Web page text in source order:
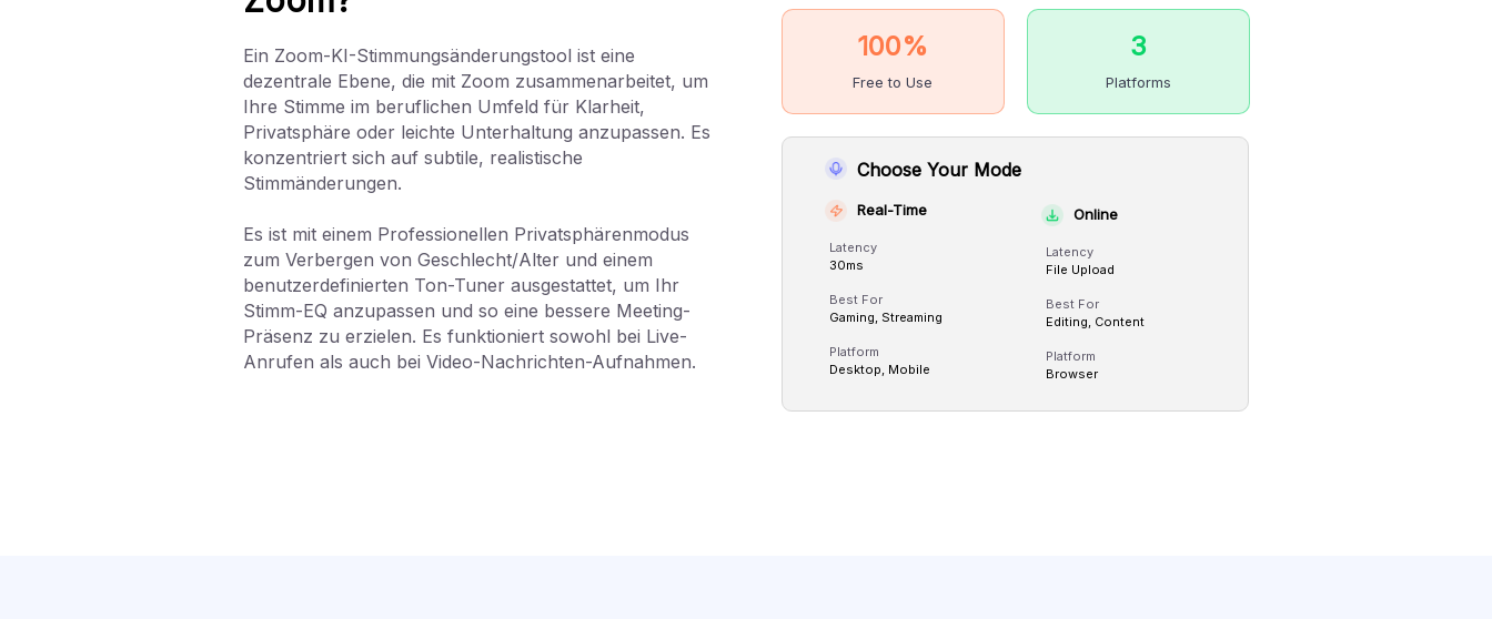
Ein Zoom-KI-Stimmungsänderungstool ist eine
dezentrale Ebene, die mit Zoom zusammenarbeitet, um
Ihre Stimme im beruflichen Umfeld für Klarheit,
Privatsphäre oder leichte Unterhaltung anzupassen. Es
konzentriert sich auf subtile, realistische
Stimmänderungen.
Es ist mit einem Professionellen Privatsphärenmodus
zum Verbergen von Geschlecht/Alter und einem
benutzerdefinierten Ton-Tuner ausgestattet, um Ihr
Stimm-EQ anzupassen und so eine bessere Meeting-
Präsenz zu erzielen. Es funktioniert sowohl bei Live-
Anrufen als auch bei Video-Nachrichten-Aufnahmen.
100%
Free to Use
3
Platforms
Choose Your Mode
Real-Time
Latency
30ms
Best For
Gaming, Streaming
Platform
Desktop, Mobile
Online
Latency
File Upload
Best For
Editing, Content
Platform
Browser